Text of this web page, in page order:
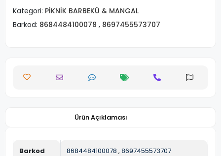
Kategori: PİKNİK BARBEKÜ & MANGAL
Barkod: 8684484100078 , 8697455573707
Ürün Açıklaması
Barkod 8684484100078 , 8697455573707